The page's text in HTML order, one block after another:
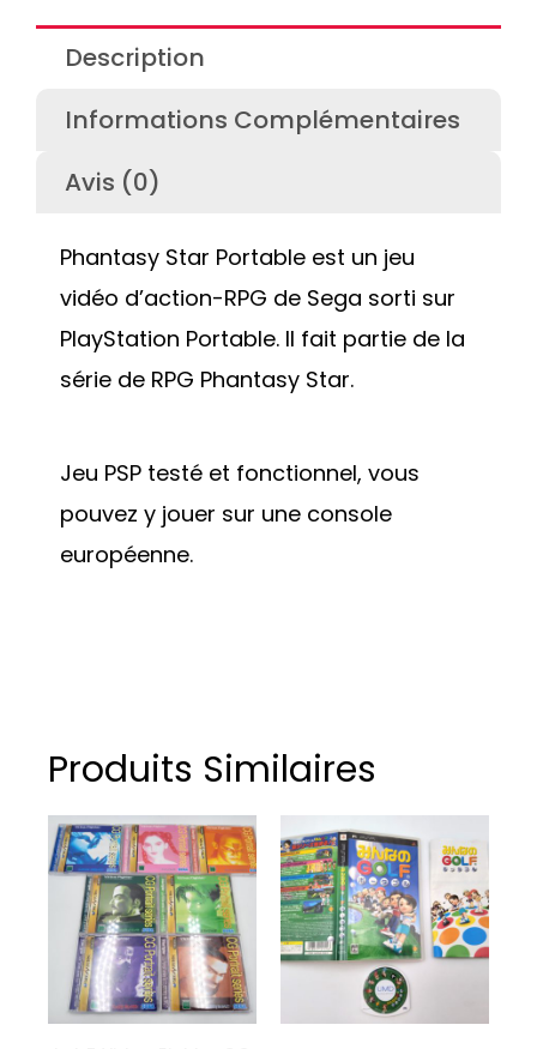
Description
Informations Complémentaires
Avis (0)
Phantasy Star Portable est un jeu
vidéo d’action-RPG de Sega sorti sur
PlayStation Portable. Il fait partie de la
série de RPG Phantasy Star.
Jeu PSP testé et fonctionnel, vous
pouvez y jouer sur une console
européenne.
Produits Similaires